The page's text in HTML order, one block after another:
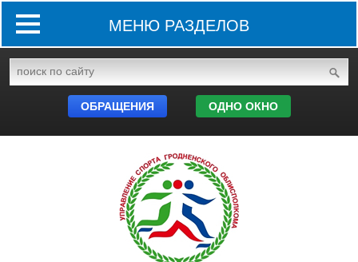
МЕНЮ РАЗДЕЛОВ
ОБРАЩЕНИЯ ОДНО ОКНО